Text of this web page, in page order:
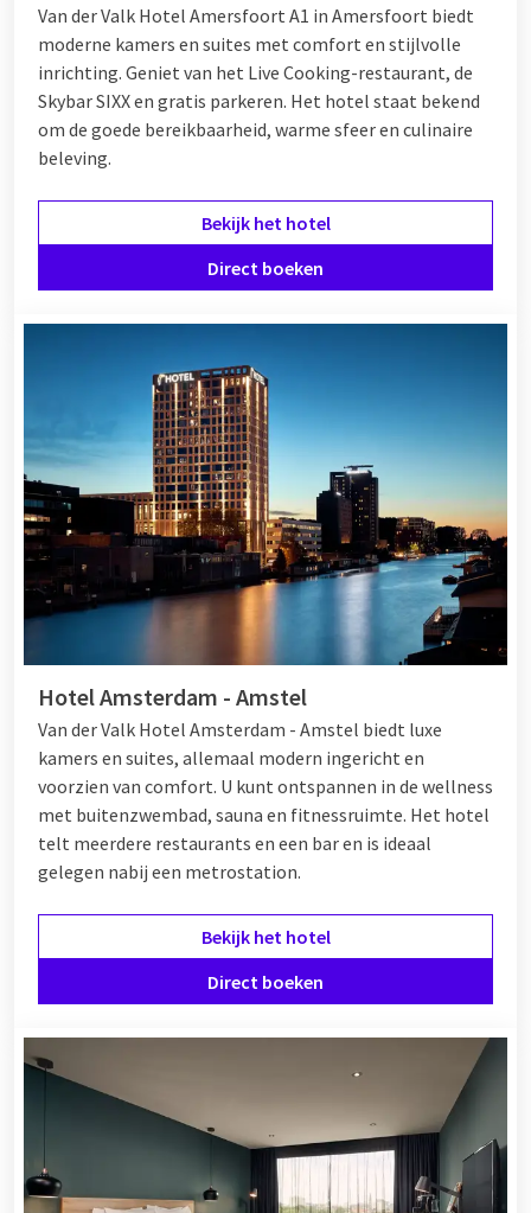
Van der Valk Hotel Amersfoort A1 in Amersfoort biedt
moderne kamers en suites met comfort en stijlvolle
inrichting. Geniet van het Live Cooking-restaurant, de
Skybar SIXX en gratis parkeren. Het hotel staat bekend
om de goede bereikbaarheid, warme sfeer en culinaire
beleving.
Bekijk het hotel
Direct boeken
Hotel Amsterdam - Amstel
Van der Valk Hotel Amsterdam - Amstel biedt luxe
kamers en suites, allemaal modern ingericht en
voorzien van comfort. U kunt ontspannen in de wellness
met buitenzwembad, sauna en fitnessruimte. Het hotel
telt meerdere restaurants en een bar en is ideaal
gelegen nabij een metrostation.
Bekijk het hotel
Direct boeken